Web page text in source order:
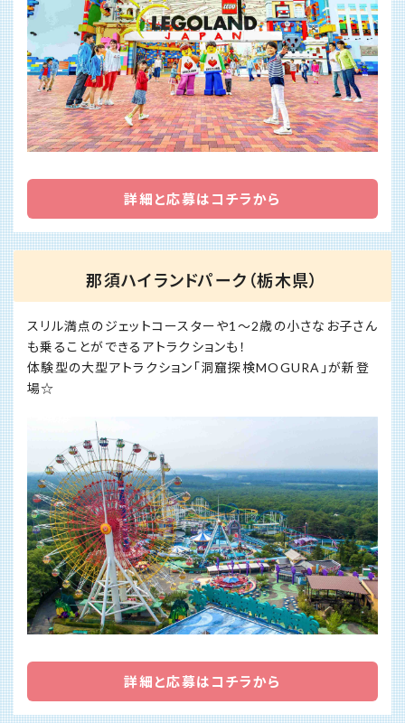
詳細と応募はコチラから
那須ハイランドパーク（栃木県）
スリル満点のジェットコースターや1～2歳の小さなお子さん
も乗ることができるアトラクションも！
体験型の大型アトラクション「洞窟探検MOGURA」が新登
場☆
詳細と応募はコチラから